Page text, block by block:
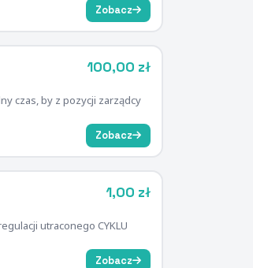
Zobacz
100,00 zł
czas, by z pozycji zarządcy
Zobacz
1,00 zł
utraconego CYKLU
Zobacz